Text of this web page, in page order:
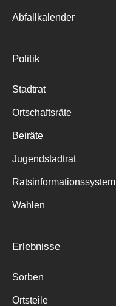
Abfallkalender
Politik
Stadtrat
Ortschaftsräte
Beiräte
Jugendstadtrat
Ratsinformationssystem
Wahlen
Erlebnisse
Sorben
Ortsteile